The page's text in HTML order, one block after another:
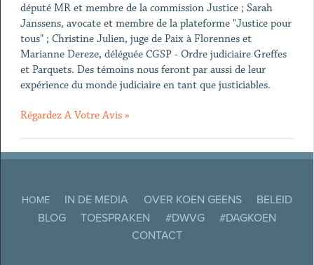
député MR et membre de la commission Justice ; Sarah
Janssens, avocate et membre de la plateforme "Justice pour
tous" ; Christine Julien, juge de Paix à Florennes et
Marianne Dereze, déléguée CGSP - Ordre judiciaire Greffes
et Parquets. Des témoins nous feront par aussi de leur
expérience du monde judiciaire en tant que justiciables.
Régardez A Votre Avis »
HOME IN DE MEDIA OVER KOEN GEENS
BELEID
BLOG
TOESPRAKEN #DWVG
#DAGKOEN
CONTACT